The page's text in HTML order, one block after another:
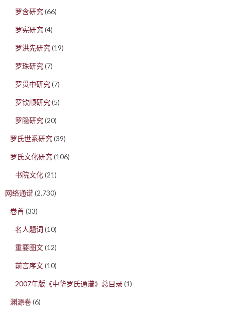
罗含研究(66)
罗宪研究(4)
罗洪先研究(19)
罗珠研究(7)
罗贯中研究(7)
罗钦顺研究(5)
罗隐研究(20)
罗氏世系研究(39)
罗氏文化研究(106)
书院文化(21)
网络通谱(2,730)
卷首(33)
名人题词 (10)
重要图文(12)
前言序文(10)
2007年版《中华罗氏通谱》总目录(1)
渊源卷(6)